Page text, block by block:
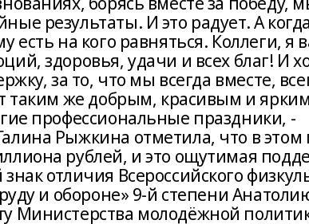
результаты. И это радует. А когда
есть на кого равняться. Коллеги, я
здоровья, удачи и всех благ! И
за то, что мы всегда вместе,
таким же добрым, красивым и
профессиональные праздники, -
Рыжкина отметила, что в этом
рублей, и это ощутимая
отличия Всероссийского
и обороне» 9-й степени
Министерства молодёжной